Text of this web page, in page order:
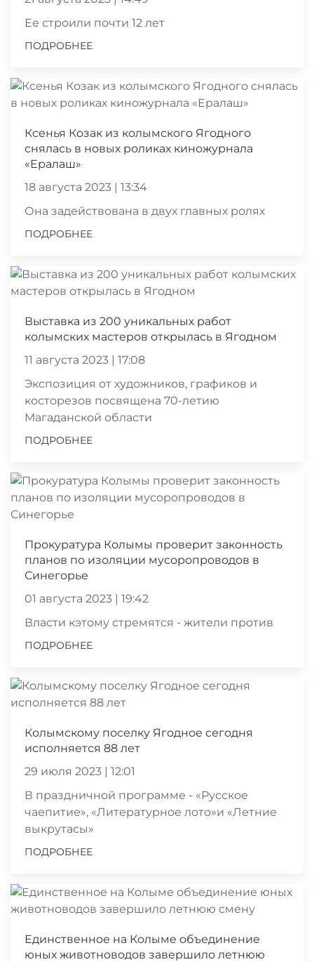
Ее строили почти 12 лет
ПОДРОБНЕЕ
Ксенья Козак из колымского Ягодного
снялась в новых роликах киножурнала
«Ералаш»
18 августа 2023 | 13:34
Она задействована в двух главных ролях
ПОДРОБНЕЕ
Выставка из 200 уникальных работ
колымских мастеров открылась в Ягодном
11 августа 2023 | 17:08
Экспозиция от художников, графиков и
косторезов посвящена 70-летию
Магаданской области
ПОДРОБНЕЕ
Прокуратура Колымы проверит законность
планов по изоляции мусоропроводов в
Синегорье
01 августа 2023 | 19:42
Власти кэтому стремятся - жители против
ПОДРОБНЕЕ
Колымскому поселку Ягодное сегодня
исполняется 88 лет
29 июля 2023 | 12:01
В праздничной программе - «Русское
чаепитие», «Литературное лото»и «Летние
выкрутасы»
ПОДРОБНЕЕ
Единственное на Колыме объединение
юных животноводов завершило летнюю